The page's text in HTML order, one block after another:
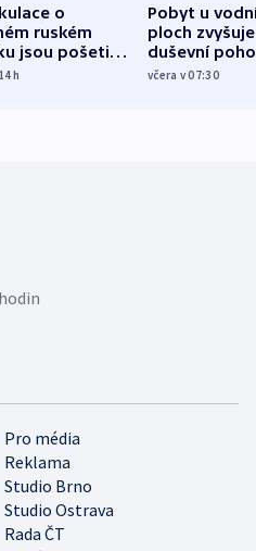
o
ruském
jsou pošetilé,
estonský
h
Pobyt u
ploch zvyšuje
duševní
ukázala
včera v 07:30
Pro média
Reklama
Studio Brno
Studio Ostrava
Rada ČT